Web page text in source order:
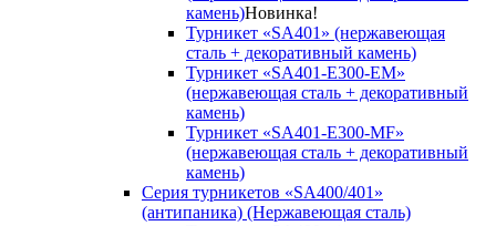
камень)Новинка!
Турникет «SA401» (нержавеющая
сталь + декоративный камень)
Турникет «SA401-E300-EM»
(нержавеющая сталь + декоративный
камень)
Турникет «SA401-E300-MF»
(нержавеющая сталь + декоративный
камень)
Серия турникетов «SA400/401»
(антипаника) (Нержавеющая сталь)